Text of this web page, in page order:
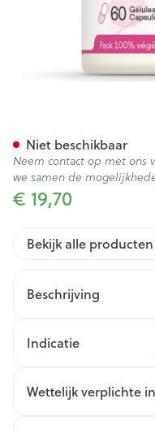
€ 19,70
Niet beschikbaar
Neem contact op met ons
we samen de
Bekijk alle
Beschrijving
Indicatie
Wettelijk verplichte